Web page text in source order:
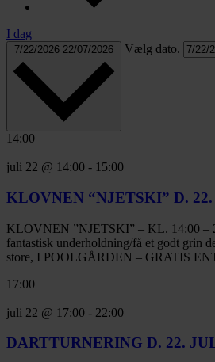
I dag
7/22/2026 22/07/2026 Vælg dato.
14:00
juli 22 @ 14:00 - 15:00
KLOVNEN “NJETSKI” D.
KLOVNEN ”NJETSKI” – KL. 14:00 –
fantastisk underholdning/få et godt grin
store, I POOLGÅRDEN – GRATIS
17:00
juli 22 @ 17:00 - 22:00
DARTTURNERING D. 22.